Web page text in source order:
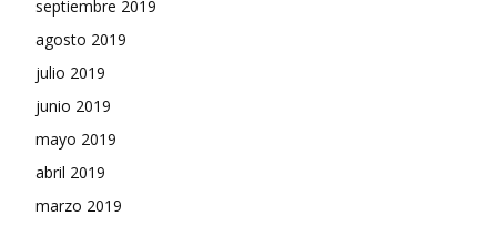
septiembre 2019
agosto 2019
julio 2019
junio 2019
mayo 2019
abril 2019
marzo 2019